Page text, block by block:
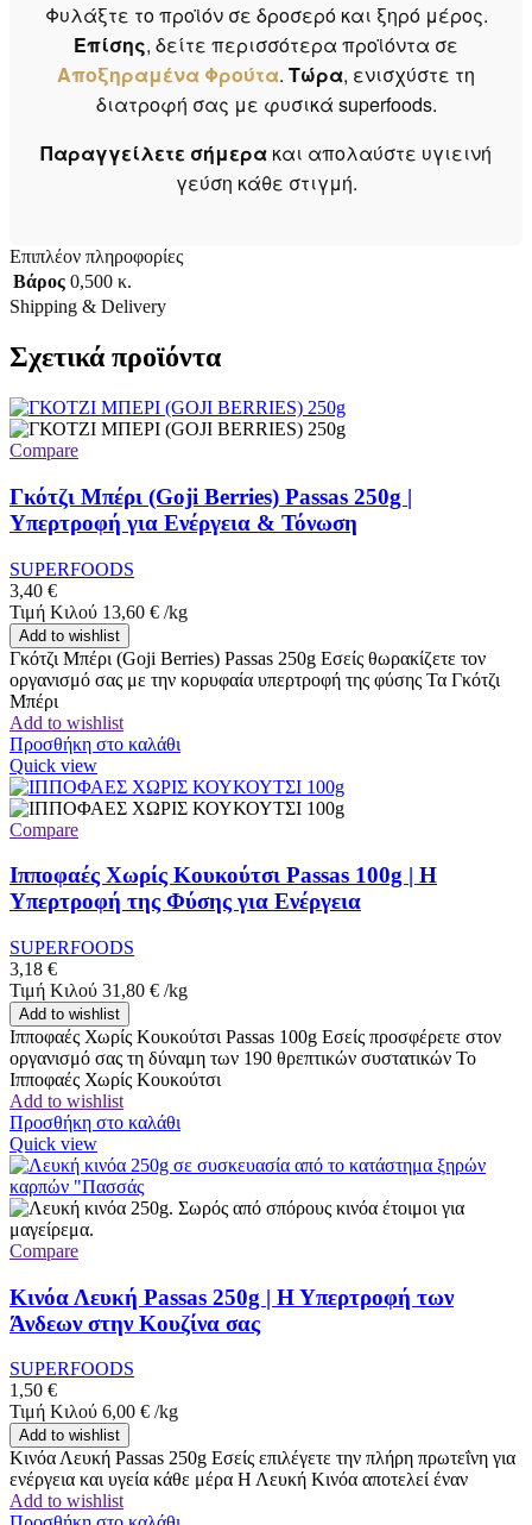
Φυλάξτε το προϊόν σε δροσερό και ξηρό μέρος.
Επίσης, δείτε περισσότερα προϊόντα σε
Αποξηραμένα Φρούτα. Τώρα, ενισχύστε τη
διατροφή σας με φυσικά superfoods.
Παραγγείλετε σήμερα και απολαύστε υγιεινή
γεύση κάθε στιγμή.
Επιπλέον πληροφορίες
Βάρος 0,500 κ.
Shipping & Delivery
Σχετικά προϊόντα
Compare
Γκότζι Μπέρι (Goji Berries) Passas 250g |
Υπερτροφή για Ενέργεια & Τόνωση
SUPERFOODS
3,40 €
Τιμή Κιλού 13,60 € /kg
Add to wishlist
Γκότζι Μπέρι (Goji Berries) Passas 250g Εσείς θωρακίζετε τον
οργανισμό σας με την κορυφαία υπερτροφή της φύσης Τα Γκότζι
Μπέρι
Add to wishlist
Προσθήκη στο καλάθι
Quick view
Compare
Ιπποφαές Χωρίς Κουκούτσι Passas 100g | Η
Υπερτροφή της Φύσης για Ενέργεια
SUPERFOODS
3,18 €
Τιμή Κιλού 31,80 € /kg
Add to wishlist
Ιπποφαές Χωρίς Κουκούτσι Passas 100g Εσείς προσφέρετε στον
οργανισμό σας τη δύναμη των 190 θρεπτικών συστατικών Το
Ιπποφαές Χωρίς Κουκούτσι
Add to wishlist
Προσθήκη στο καλάθι
Quick view
Compare
Κινόα Λευκή Passas 250g | Η Υπερτροφή των
Άνδεων στην Κουζίνα σας
SUPERFOODS
1,50 €
Τιμή Κιλού 6,00 € /kg
Add to wishlist
Κινόα Λευκή Passas 250g Εσείς επιλέγετε την πλήρη πρωτεΐνη για
ενέργεια και υγεία κάθε μέρα Η Λευκή Κινόα αποτελεί έναν
Add to wishlist